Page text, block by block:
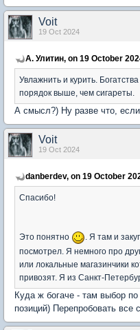
Voit
19 Oct 2024
А. Улитин, on 19 October
Увлажнить и курить.
порядок выше, чем сигареты.
А смысл?) Ну разве что,
Voit
19 Oct 2024
danberdev, on 19 October
Спасибо!
Это понятно
. Я там и
посмотрел. Я немного про
или локальные магазинчики
привозят. Я из Санкт-
Куда ж богаче - там выбор по
позиций) Перепробовать все